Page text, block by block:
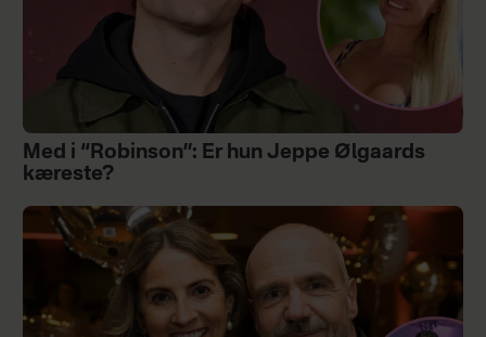
Med i “Robinson”: Er hun Jeppe Ølgaards
kæreste?